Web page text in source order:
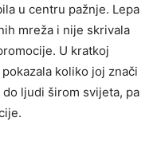
u centru pažnje. Lepa
mreža i nije skrivala
U kratkoj
koliko joj znači
ljudi širom svijeta, pa